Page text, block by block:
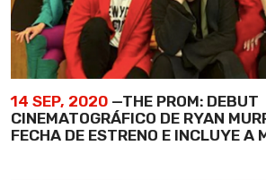
14 SEP, 2020 —THE PROM: DEBUT
CINEMATOGRÁFICO DE RYAN
FECHA DE ESTRENO E INCLUYE A